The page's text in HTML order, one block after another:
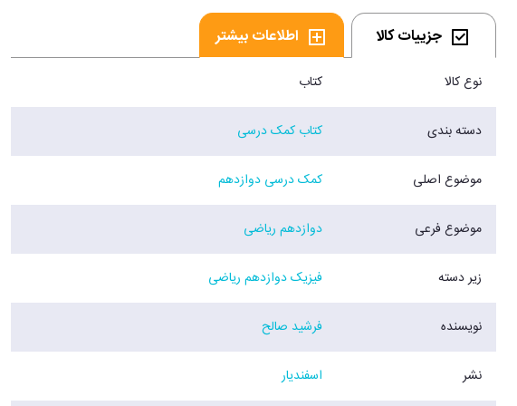
جزییات کالا اطلاعات بیشتر
نوع کالا کتاب
دسته بندی کتاب کمک درسی
موضوع اصلی کمک درسی دوازدهم
موضوع فرعی دوازدهم ریاضی
زیر دسته فیزیک دوازدهم ریاضی
نویسنده فرشید صالح
نشر اسفندیار